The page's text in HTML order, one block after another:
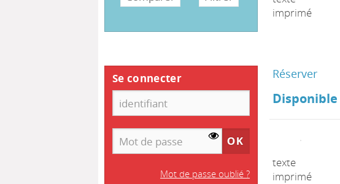
imprimé
Réserver
Disponible
texte
imprimé
Se connecter
Mot de passe oublié ?